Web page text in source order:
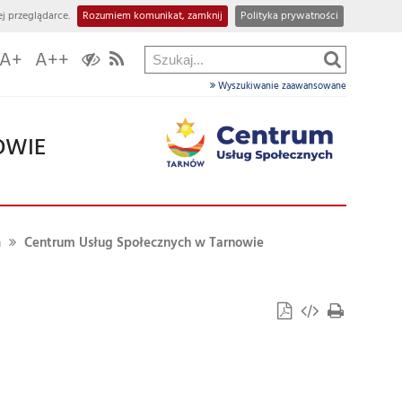
przeglądarce. Rozumiem komunikat, zamknij Polityka prywatności
A+ A++
Wyszukiwanie zaawansowane
Centrum Usług Społecznych w Tarnowie